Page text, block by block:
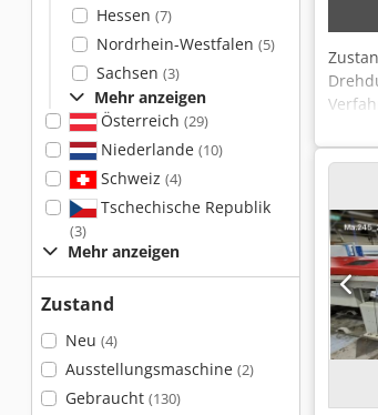
Hessen (7)
Nordrhein-Westfalen (5)
Sachsen (3)
Mehr anzeigen
Österreich (29)
Niederlande (10)
Schweiz (4)
Tschechische Republik
(3)
Mehr anzeigen
Zustand
Neu (4)
Ausstellungsmaschine (2)
Gebraucht (130)
Bett:
mm